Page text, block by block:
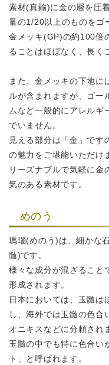
素材(真鍮)に金の層を圧
量の1/20以上のものをゴ
金メッキ(GP)の約100倍
ることはほぼなく、長く
また、金メッキの下地に
ルが含まれますが、 ゴー
ムなど一般的にアレルギ
でいません。
見える部分は「金」です
の魅力をご堪能いただけ
リーズナブルで気軽に金
気のある素材です。
めのう
瑪瑙(めのう)は、細かな
髄)です。
様々な成分が混ざること
形成されます。
日本においては、玉髄は
し、海外では玉髄の色合
オニキスなどに分頼され
玉髄の中でも特に色合い
ト」と呼ばれます。